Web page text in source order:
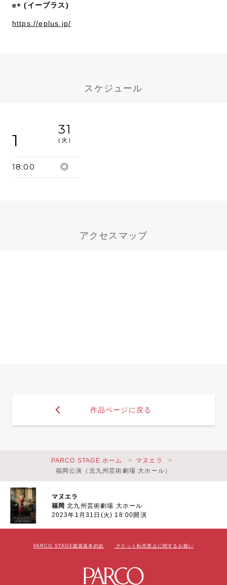
e+ (イープラス)
https://eplus.jp/
スケジュール
1
31
（火）
18:00 ◎
アクセスマップ
作品ページに戻る
マヌエラ
福岡北九州芸術劇場 大ホール
2023年1月31日(火) 18:00開演
PARCO STAGE ホーム
マヌエラ
福岡公演（北九州芸術劇場 大ホール）
PARCO STAGE鑑賞基本約款 チケット転売禁止に関するお願い